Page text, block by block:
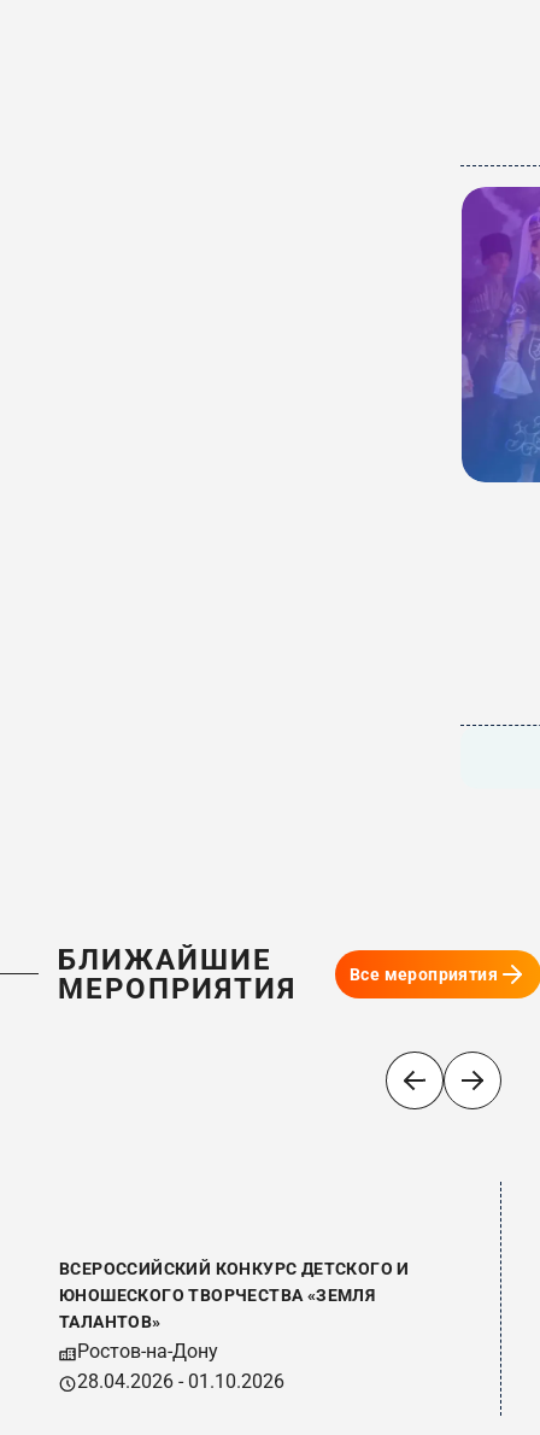
БЛИЖАЙШИЕ
МЕРОПРИЯТИЯ
Все мероприятия
ВСЕРОССИЙСКИЙ КОНКУРС ДЕТСКОГО И
ЮНОШЕСКОГО ТВОРЧЕСТВА «ЗЕМЛЯ
ТАЛАНТОВ»
Ростов-на-Дону
28.04.2026 - 01.10.2026